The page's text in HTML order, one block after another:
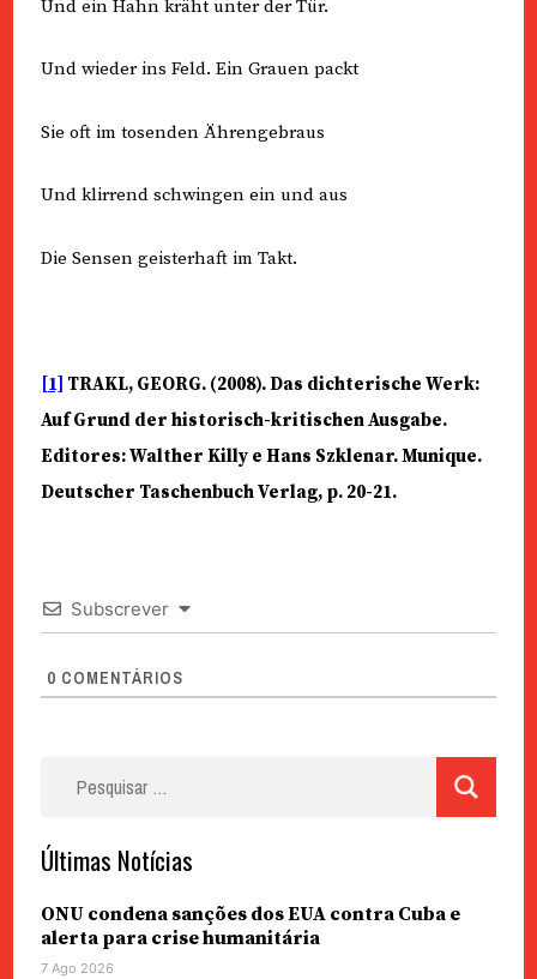
Und ein Hahn kräht unter der Tür.
Und wieder ins Feld. Ein Grauen packt
Sie oft im tosenden Ährengebraus
Und klirrend schwingen ein und aus
Die Sensen geisterhaft im Takt.
[1] TRAKL, GEORG. (2008). Das dichterische Werk:
Auf Grund der historisch-kritischen Ausgabe.
Editores: Walther Killy e Hans Szklenar. Munique.
Deutscher Taschenbuch Verlag, p. 20-21.
Subscrever
0 COMENTÁRIOS
Últimas Notícias
ONU condena sanções dos EUA contra Cuba e
alerta para crise humanitária
7 Ago 2026